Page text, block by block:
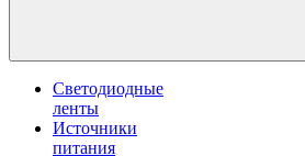
Светодиодные
ленты
Источники
питания